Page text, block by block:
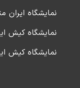
نمایشگاه ایران
نمایشگاه کیش
نمایشگاه کیش